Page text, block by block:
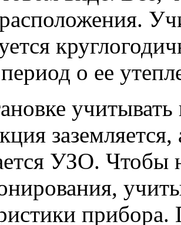
о ее
учитывать
УЗО. Чтобы